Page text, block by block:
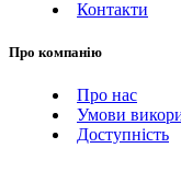
Контакти
Про компанію
Про нас
Умови
Доступність